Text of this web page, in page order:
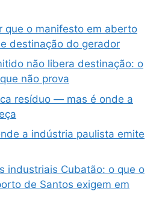
que o manifesto em aberto
destinação do gerador
não libera destinação: o
não prova
resíduo — mas é onde a
a indústria paulista emite
industriais Cubatão: o que o
de Santos exigem em